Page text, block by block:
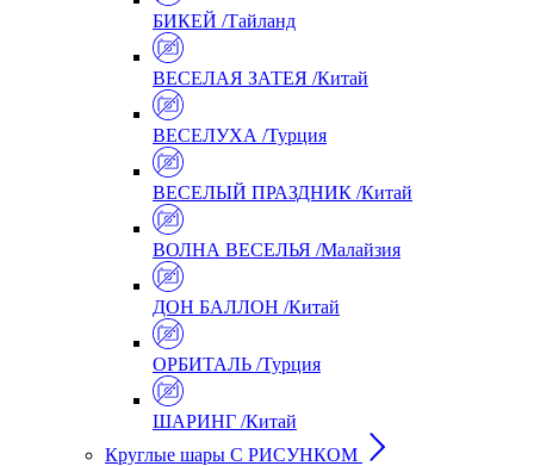
БИКЕЙ /Тайланд
ВЕСЕЛАЯ ЗАТЕЯ /Китай
ВЕСЕЛУХА /Турция
ВЕСЕЛЫЙ ПРАЗДНИК /Китай
ВОЛНА ВЕСЕЛЬЯ /Малайзия
ДОН БАЛЛОН /Китай
ОРБИТАЛЬ /Турция
ШАРИНГ /Китай
Круглые шары С РИСУНКОМ